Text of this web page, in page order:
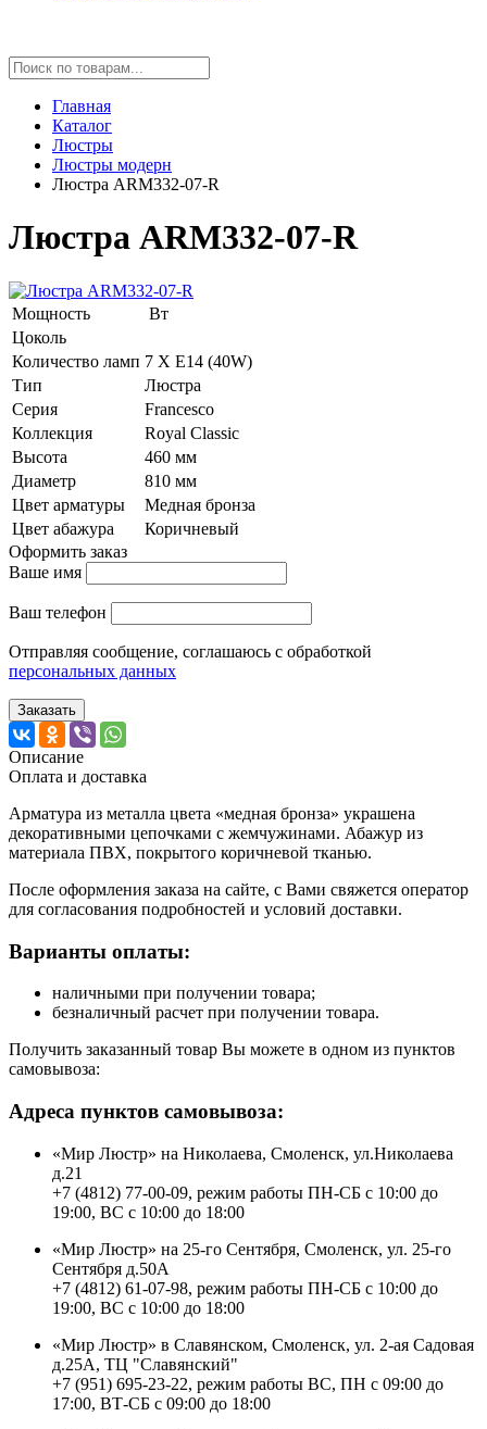
Главная
Каталог
Люстры
Люстры модерн
Люстра ARM332-07-R
Люстра ARM332-07-R
Мощность
Вт
Цоколь
Количество ламп 7 Х E14 (40W)
Тип
Люстра
Серия
Francesco
Коллекция
Royal Classic
Высота
460 мм
Диаметр
810 мм
Цвет арматуры
Медная бронза
Цвет абажура
Коричневый
Оформить заказ
Ваше имя
Ваш телефон
Отправляя сообщение, соглашаюсь с обработкой
персональных данных
Заказать
Описание
Оплата и доставка
Арматура из металла цвета «медная бронза» украшена
декоративными цепочками c жемчужинами. Абажур из
материала ПВХ, покрытого коричневой тканью.
После оформления заказа на сайте, с Вами свяжется оператор
для согласования подробностей и условий доставки.
Варианты оплаты:
наличными при получении товара;
безналичный расчет при получении товара.
Получить заказанный товар Вы можете в одном из пунктов
самовывоза:
Адреса пунктов самовывоза:
«Мир Люстр» на Николаева, Смоленск, ул.Николаева
д.21
+7 (4812) 77-00-09, режим работы ПН-СБ с 10:00 до
19:00, ВС с 10:00 до 18:00
«Мир Люстр» на 25-го Сентября, Смоленск, ул. 25-го
Сентября д.50А
+7 (4812) 61-07-98, режим работы ПН-СБ с 10:00 до
19:00, ВС с 10:00 до 18:00
«Мир Люстр» в Славянском, Смоленск, ул. 2-ая Садовая
д.25А, ТЦ "Славянский"
+7 (951) 695-23-22, режим работы ВС, ПН с 09:00 до
17:00, ВТ-СБ с 09:00 до 18:00